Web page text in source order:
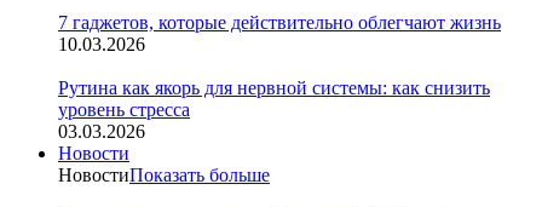
7 гаджетов, которые действительно облегчают жизнь
10.03.2026
Рутина как якорь для нервной системы: как снизить
уровень стресса
03.03.2026
Новости
НовостиПоказать больше